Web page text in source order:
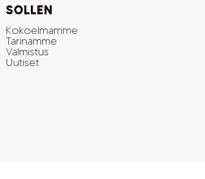
SOLLEN
Kokoelmamme
Tarinamme
Valmistus
Uutiset